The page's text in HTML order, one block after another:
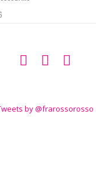
by @frarossorosso